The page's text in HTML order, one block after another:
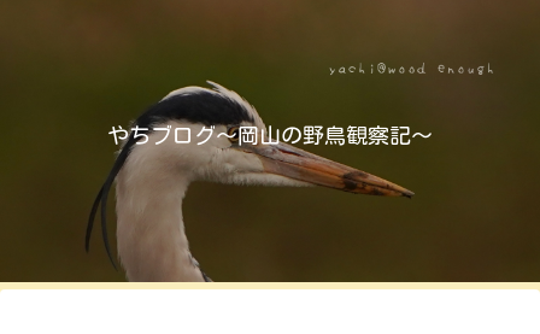
やちブログ～岡山の野鳥観察記～